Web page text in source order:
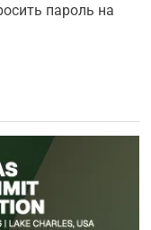
пароль на